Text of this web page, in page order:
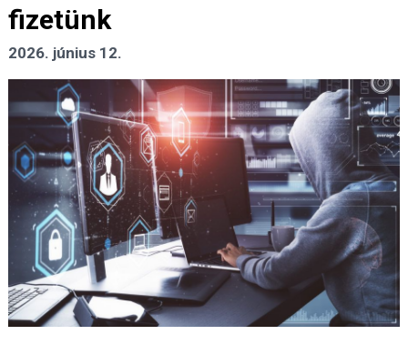
fizetünk
2026. június 12.